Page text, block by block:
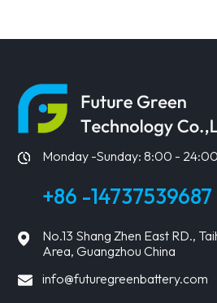
Monday -Sunday: 8:00 - 24:00
+86 -14737539687
No.13 Shang Zhen East RD.,
Area, Guangzhou China
info@futuregreenbattery.com